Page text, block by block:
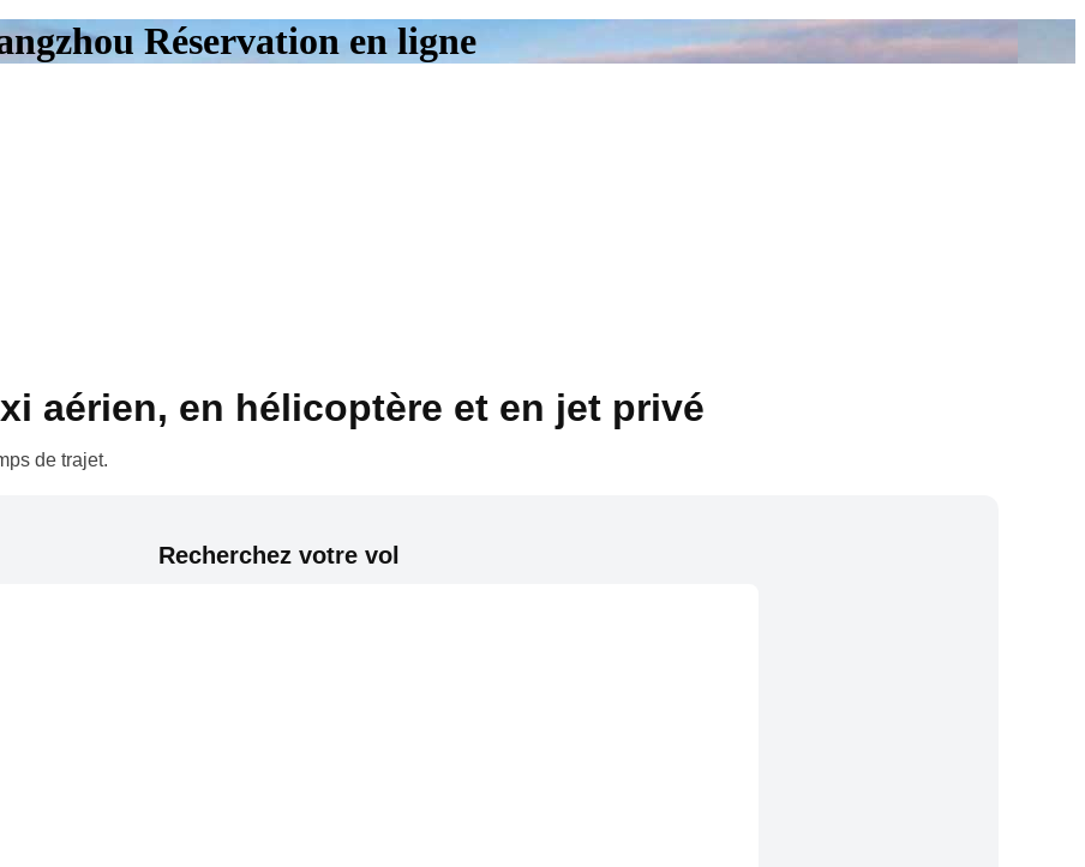
Réservation en ligne
aérien, en hélicoptère et en jet privé
de trajet.
Recherchez votre vol